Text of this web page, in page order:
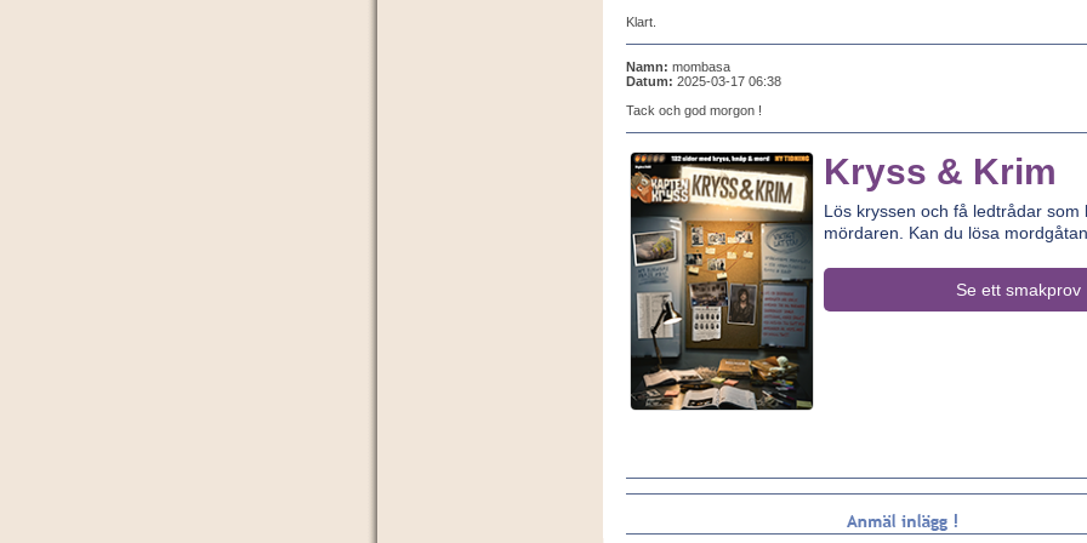
Klart.
Namn: mombasa
Datum: 2025-03-17 06:38
Tack och god morgon !
Kryss & Krim
Lös kryssen och få ledtrådar som
mördaren. Kan du lösa
Se ett smakprov